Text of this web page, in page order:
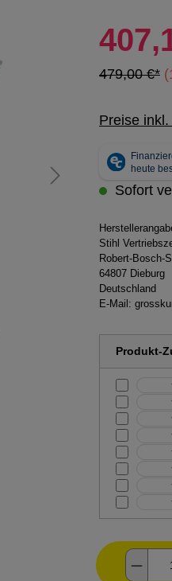
479,00 €*
Preise
Sofort
Stihl
Robert-Bosch-
64807 Dieburg
Deutschland
E-Mail:
Produkt-